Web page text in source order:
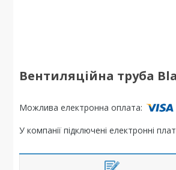
Вентиляційна труба
У компанії підключені електронні